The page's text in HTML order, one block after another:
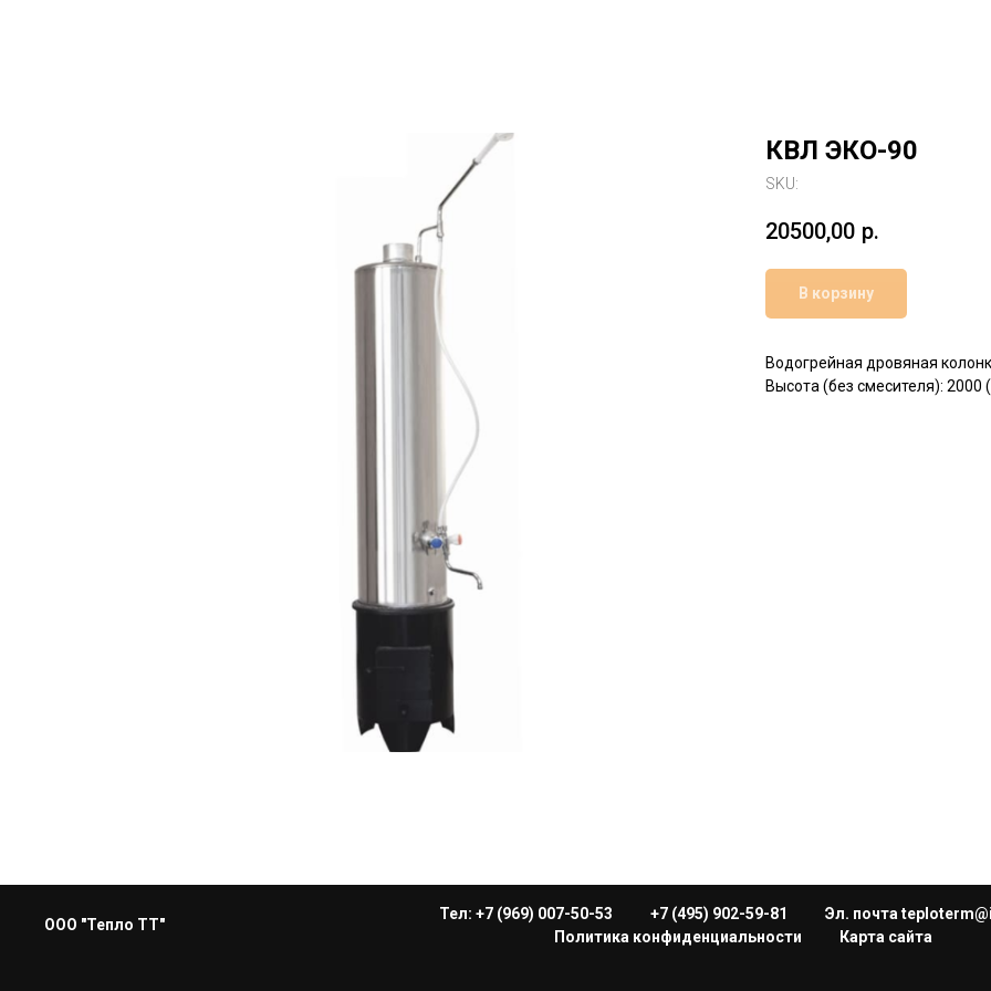
КВЛ ЭКО-90
SKU:
20500,00 р.
В корзину
Водогрейная дровяная
Высота (без смесителя): 2000
ООО "Тепло ТТ"
Тел: +7 (969) 007-50-53 +7 (495) 902-59-81
Эл. почта
Политика конфиденциальности
Карта сайта